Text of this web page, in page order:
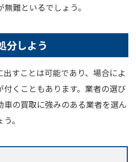
難といるでしょう。
分しよう
すことは可能であり、場合によ
付くこともあります。業者の選び
車の買取に強みのある業者を選ん
。